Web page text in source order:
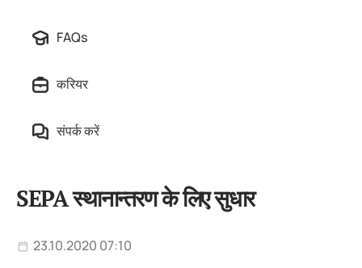
FAQs
करियर
संपर्क करें
SEPA स्थानान्तरण के लिए सुधार
23.10.2020 07:10